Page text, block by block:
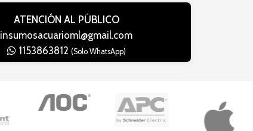
ATENCIÓN AL PÚBLICO
insumosacuarioml@gmail.com
1153863812 (Solo WhatsApp)